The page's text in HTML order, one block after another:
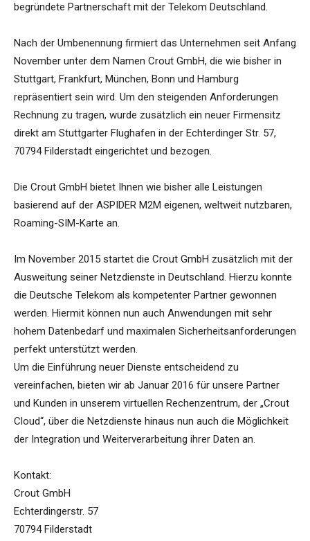
begründete Partnerschaft mit der Telekom Deutschland.
Nach der Umbenennung firmiert das Unternehmen seit Anfang
November unter dem Namen Crout GmbH, die wie bisher in
Stuttgart, Frankfurt, München, Bonn und Hamburg
repräsentiert sein wird. Um den steigenden Anforderungen
Rechnung zu tragen, wurde zusätzlich ein neuer Firmensitz
direkt am Stuttgarter Flughafen in der Echterdinger Str. 57,
70794 Filderstadt eingerichtet und bezogen.
Die Crout GmbH bietet Ihnen wie bisher alle Leistungen
basierend auf der ASPIDER M2M eigenen, weltweit nutzbaren,
Roaming-SIM-Karte an.
Im November 2015 startet die Crout GmbH zusätzlich mit der
Ausweitung seiner Netzdienste in Deutschland. Hierzu konnte
die Deutsche Telekom als kompetenter Partner gewonnen
werden. Hiermit können nun auch Anwendungen mit sehr
hohem Datenbedarf und maximalen Sicherheitsanforderungen
perfekt unterstützt werden.
Um die Einführung neuer Dienste entscheidend zu
vereinfachen, bieten wir ab Januar 2016 für unsere Partner
und Kunden in unserem virtuellen Rechenzentrum, der „Crout
Cloud“, über die Netzdienste hinaus nun auch die Möglichkeit
der Integration und Weiterverarbeitung ihrer Daten an.
Kontakt:
Crout GmbH
Echterdingerstr. 57
70794 Filderstadt